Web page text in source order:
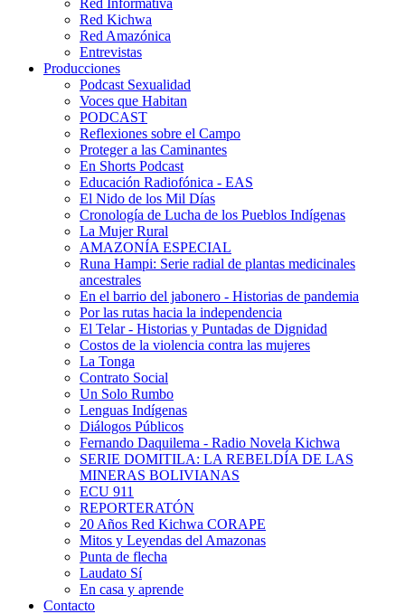
Red Informativa
Red Kichwa
Red Amazónica
Entrevistas
Producciones
Podcast Sexualidad
Voces que Habitan
PODCAST
Reflexiones sobre el Campo
Proteger a las Caminantes
En Shorts Podcast
Educación Radiofónica - EAS
El Nido de los Mil Días
Cronología de Lucha de los Pueblos Indígenas
La Mujer Rural
AMAZONÍA ESPECIAL
Runa Hampi: Serie radial de plantas medicinales
ancestrales
En el barrio del jabonero - Historias de pandemia
Por las rutas hacia la independencia
El Telar - Historias y Puntadas de Dignidad
Costos de la violencia contra las mujeres
La Tonga
Contrato Social
Un Solo Rumbo
Lenguas Indígenas
Diálogos Públicos
Fernando Daquilema - Radio Novela Kichwa
SERIE DOMITILA: LA REBELDÍA DE LAS
MINERAS BOLIVIANAS
ECU 911
REPORTERATÓN
20 Años Red Kichwa CORAPE
Mitos y Leyendas del Amazonas
Punta de flecha
Laudato Sí
En casa y aprende
Contacto